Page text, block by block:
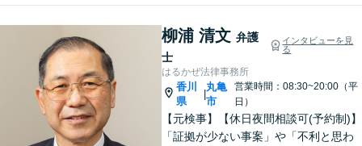
柳浦 清文 弁護
士
インタビューを見
る
はるかぜ法律事務所
香川
県
|
丸亀
市
営業時間：08:30~20:00（平
日）
【元検事】【休日夜間相談可(予約制)】
「証拠が少ない事案」や「不利と思わ